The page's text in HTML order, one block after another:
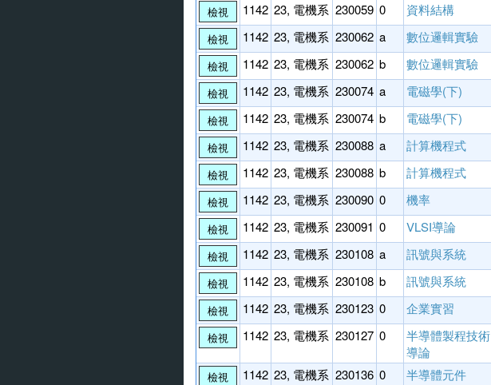
檢視 1142 23, 電機系 230059 0 資料結構
檢視 1142 23, 電機系 230062 a 數位邏輯實驗
檢視 1142 23, 電機系 230062 b 數位邏輯實驗
檢視 1142 23, 電機系 230074 a 電磁學(下)
檢視 1142 23, 電機系 230074 b 電磁學(下)
檢視 1142 23, 電機系 230088 a 計算機程式
檢視 1142 23, 電機系 230088 b 計算機程式
檢視 1142 23, 電機系 230090 0 機率
檢視 1142 23, 電機系 230091 0 VLSI導論
檢視 1142 23, 電機系 230108 a 訊號與系統
檢視 1142 23, 電機系 230108 b 訊號與系統
檢視 1142 23, 電機系 230123 0 企業實習
檢視 1142 23, 電機系 230127 0
半導體製程技術
導論
檢視 1142 23, 電機系 230136 0 半導體元件